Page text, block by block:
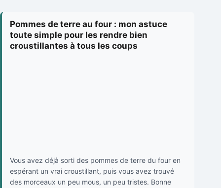
Pommes de terre au four : mon astuce
toute simple pour les rendre bien
croustillantes à tous les coups
Vous avez déjà sorti des pommes de terre du four en
espérant un vrai croustillant, puis vous avez trouvé
des morceaux un peu mous, un peu tristes. Bonne